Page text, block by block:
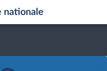
nationale